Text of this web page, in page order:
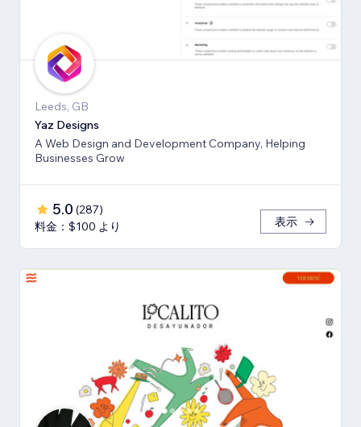
Leeds, GB
Yaz Designs
A Web Design and Development Company, Helping
Businesses Grow
5.0 (287)
料金：$100 より
表示